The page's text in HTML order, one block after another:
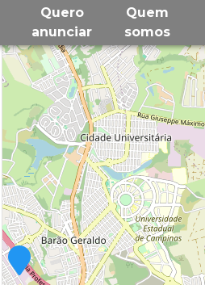
Quero
anunciar
Quem
somos